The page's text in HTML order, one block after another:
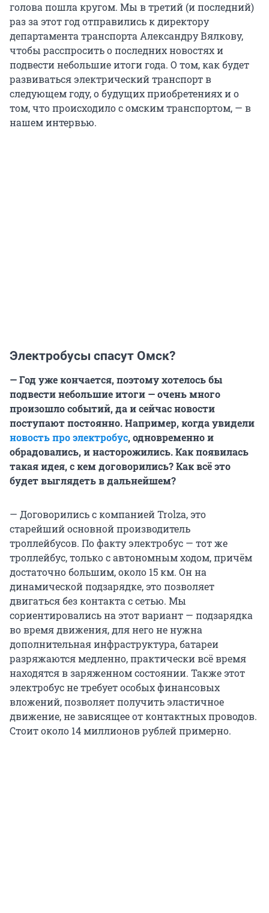
голова пошла кругом. Мы в третий (и последний)
раз за этот год отправились к директору
департамента транспорта Александру Вялкову,
чтобы расспросить о последних новостях и
подвести небольшие итоги года. О том, как будет
развиваться электрический транспорт в
следующем году, о будущих приобретениях и о
том, что происходило с омским транспортом, — в
нашем интервью.
Электробусы спасут Омск?
— Год уже кончается, поэтому хотелось бы
подвести небольшие итоги — очень много
произошло событий, да и сейчас новости
поступают постоянно.Например, когда увидели
новость про электробус, одновременно и
обрадовались, и насторожились. Как появилась
такая идея, с кем договорились? Как всё это
будет выглядеть в дальнейшем?
— Договорились с компанией Trolza, это
старейший основной производитель
троллейбусов. По факту электробус — тот же
троллейбус, только с автономным ходом, причём
достаточно большим, около 15 км. Он на
динамической подзарядке, это позволяет
двигаться без контакта с сетью. Мы
сориентировались на этот вариант — подзарядка
во время движения, для него не нужна
дополнительная инфраструктура, батареи
разряжаются медленно, практически всё время
находятся в заряженном состоянии. Также этот
электробус не требует особых финансовых
вложений, позволяет получить эластичное
движение, не зависящее от контактных проводов.
Стоит около 14 миллионов рублей примерно.